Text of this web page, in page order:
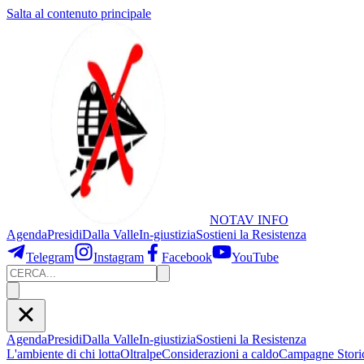
Salta al contenuto principale
NOTAV INFO
AgendaPresidiDalla ValleIn-giustiziaSostieni la Resistenza
Telegram
Instagram Facebook YouTube
AgendaPresidiDalla ValleIn-giustiziaSostieni la Resistenza
L'ambiente di chi lottaOltralpeConsiderazioni a caldoCampagne